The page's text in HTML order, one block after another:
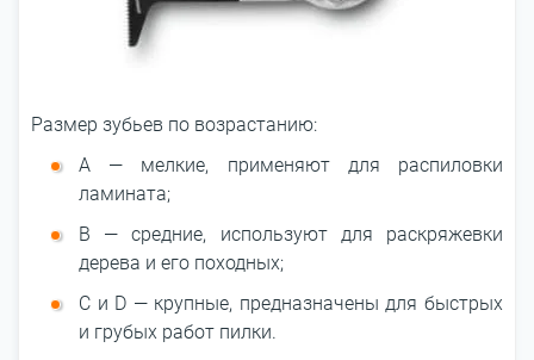
Размер зубьев по возрастанию:
А — мелкие, применяют для распиловки
ламината;
В — средние, используют для раскряжевки
дерева и его походных;
C и D — крупные, предназначены для быстрых
и грубых работ пилки.